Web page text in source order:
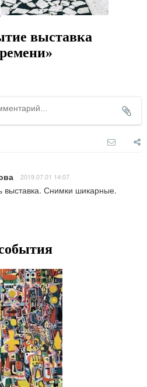
выставка
2019.07.01 14:07
выставка. Снимки шикарные.